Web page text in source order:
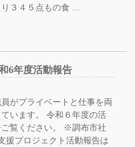
３４５点もの食 …
6年度活動報告
がプライベートと仕事を両
います。 令和６年度の活
覧ください。 ※調布市社
プロジェクト活動報告は